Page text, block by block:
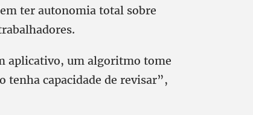
ter autonomia total sobre
aplicativo, um algoritmo tome
tenha capacidade de revisar”,